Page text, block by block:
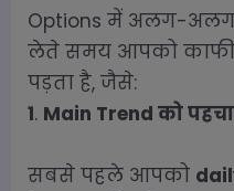
Options में अलग-
लेते समय आपको काफी
पड़ता है, जैसे:
1. Main Trend को
सबसे पहले आपको